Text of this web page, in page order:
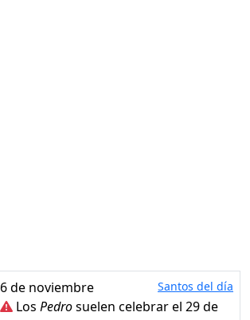
6 de noviembre Santos del día
Los Pedrosuelen celebrar el 29 de